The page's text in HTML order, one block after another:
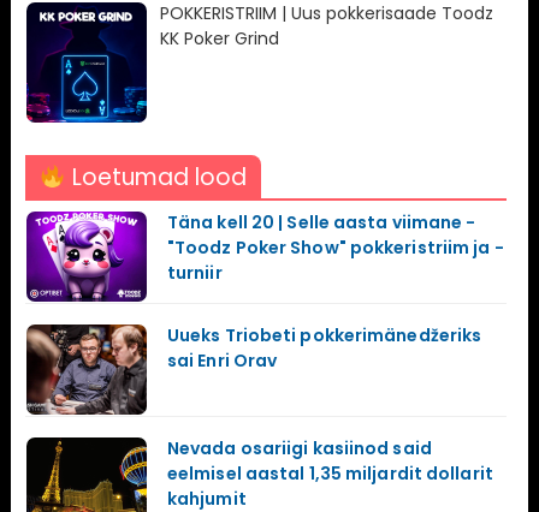
POKKERISTRIIM | Uus pokkerisaade Toodz
KK Poker Grind
Loetumad lood
Täna kell 20 | Selle aasta viimane -
"Toodz Poker Show" pokkeristriim ja -
turniir
Uueks Triobeti pokkerimänedžeriks
sai Enri Orav
Nevada osariigi kasiinod said
eelmisel aastal 1,35 miljardit dollarit
kahjumit